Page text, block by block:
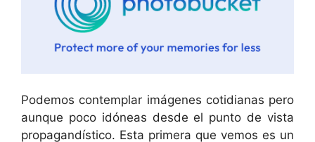
Podemos contemplar imágenes cotidianas pero
aunque poco idóneas desde el punto de vista
propagandístico. Esta primera que vemos es un